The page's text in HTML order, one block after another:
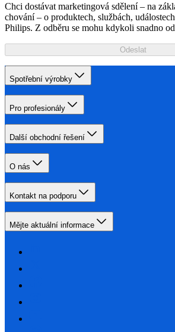
Chci dostávat marketingová sdělení – na
chování – o produktech, službách,
Philips. Z odběru se mohu kdykoli snadno
Odeslat
Spotřební výrobky
Pro profesionály
Další obchodní řešení
O nás
Kontakt na podporu
Mějte aktuální informace